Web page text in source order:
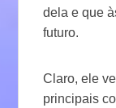
dela e que
futuro.
Claro, ele
principais